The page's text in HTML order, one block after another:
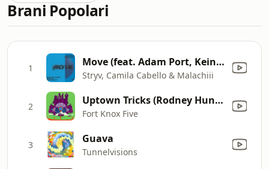
Brani Popolari
1 Move (feat. Adam Port, Keinemusik & Orso)
Stryv, Camila Cabello & Malachiii
2 Uptown Tricks (Rodney Hunter Remake)
Fort Knox Five
3 Guava
Tunnelvisions